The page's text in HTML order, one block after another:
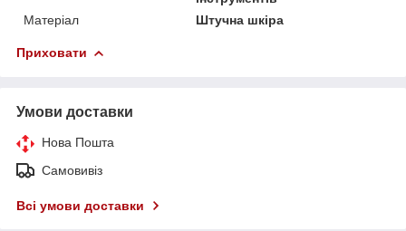
Матеріал
Штучна шкіра
Приховати
Умови доставки
Нова Пошта
Самовивіз
Всі умови доставки